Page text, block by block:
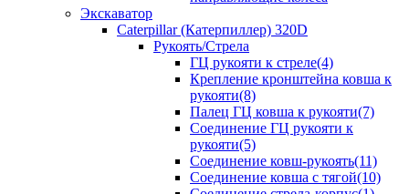
Экскаватор
Caterpillar (Катерпиллер) 320D
Рукоять/Стрела
ГЦ рукояти к стреле(4)
Крепление кронштейна ковша к
рукояти(8)
Палец ГЦ ковша к рукояти(7)
Соединение ГЦ рукояти к
рукояти(5)
Соединение ковш-рукоять(11)
Соединение ковша с тягой(10)